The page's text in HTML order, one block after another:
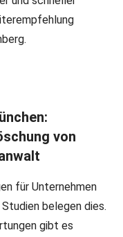
von
für Unternehmen
belegen dies.
gibt es